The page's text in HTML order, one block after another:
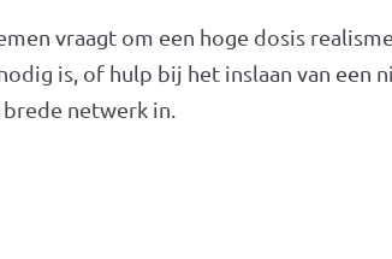
vraagt om een hoge dosis
is, of hulp bij het inslaan van een
brede netwerk in.